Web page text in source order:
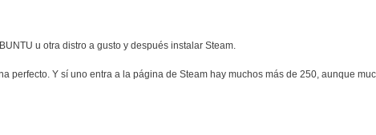
u otra distro a gusto y después instalar Steam.
perfecto. Y sí uno entra a la página de Steam hay muchos más de 250, aunque